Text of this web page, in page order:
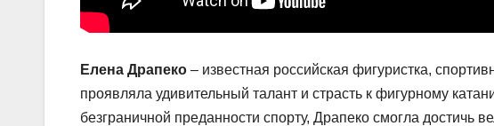
Елена Драпеко – известная российская фигуристка,
проявляла удивительный талант и страсть к фигурному
безграничной преданности спорту, Драпеко смогла достичь